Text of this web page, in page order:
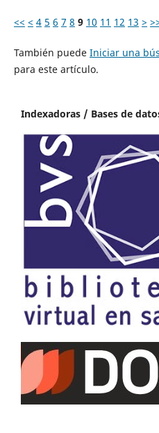
<< < 4 5 6 7 8 9 10 11 12 13 >
También puede Iniciar una
para este artículo.
Indexadoras / Bases de